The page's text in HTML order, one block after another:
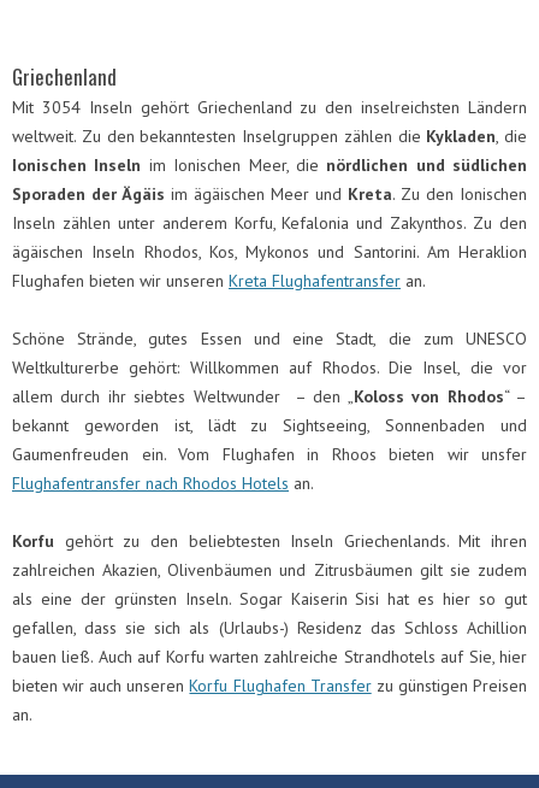
Griechenland
Mit 3054 Inseln gehört Griechenland zu den inselreichsten Ländern
weltweit. Zu den bekanntesten Inselgruppen zählen die Kykladen, die
Ionischen Inseln im Ionischen Meer, die nördlichen und südlichen
Sporaden der Ägäis im ägäischen Meer und Kreta. Zu den Ionischen
Inseln zählen unter anderem Korfu, Kefalonia und Zakynthos. Zu den
ägäischen Inseln Rhodos, Kos, Mykonos und Santorini. Am Heraklion
Flughafen bieten wir unseren Kreta Flughafentransfer an.
Schöne Strände, gutes Essen und eine Stadt, die zum UNESCO
Weltkulturerbe gehört: Willkommen auf Rhodos. Die Insel, die vor
allem durch ihr siebtes Weltwunder – den „Koloss von Rhodos“ –
bekannt geworden ist, lädt zu Sightseeing, Sonnenbaden und
Gaumenfreuden ein. Vom Flughafen in Rhoos bieten wir unsfer
Flughafentransfer nach Rhodos Hotels an.
Korfu gehört zu den beliebtesten Inseln Griechenlands. Mit ihren
zahlreichen Akazien, Olivenbäumen und Zitrusbäumen gilt sie zudem
als eine der grünsten Inseln. Sogar Kaiserin Sisi hat es hier so gut
gefallen, dass sie sich als (Urlaubs-) Residenz das Schloss Achillion
bauen ließ. Auch auf Korfu warten zahlreiche Strandhotels auf Sie, hier
bieten wir auch unserenKorfu Flughafen Transferzu günstigen Preisen
an.